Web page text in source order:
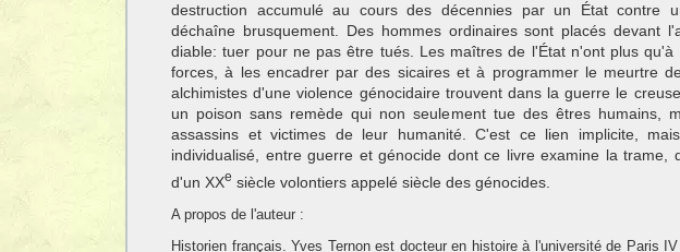
des­truction accumulé au cours des décennies par un État contre
déchaîne brusquement. Des hommes ordinaires sont placés devant
diable: tuer pour ne pas être tués. Les maîtres de l'État n'ont plus qu'à
forces, à les encadrer par des sicaires et à programmer le meurtre
alchimistes d'une violence génocidaire trouvent dans la guerre le
un poison sans remède qui non seulement tue des êtres humains,
assassins et victimes de leur humanité. C'est ce lien impli­cite,
individualisé, entre guerre et génocide dont ce livre examine la trame,
d'un XXe siècle volontiers appelé siècle des génocides.
A propos de l'auteur :
Historien français. Yves Ternon est docteur en histoire à l'université de Paris